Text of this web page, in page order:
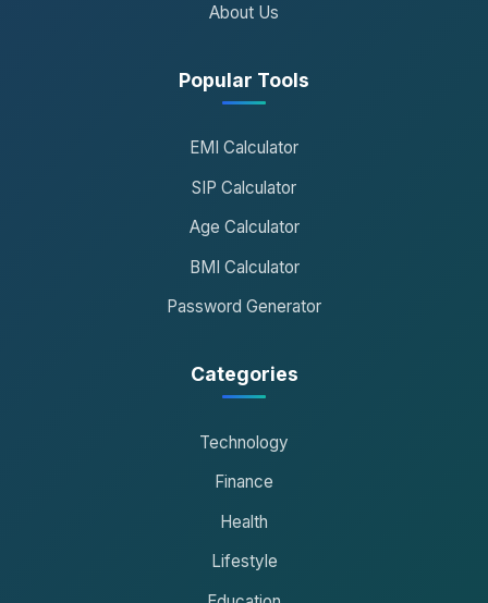
About Us
Popular Tools
EMI Calculator
SIP Calculator
Age Calculator
BMI Calculator
Password Generator
Categories
Technology
Finance
Health
Lifestyle